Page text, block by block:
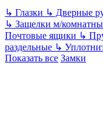
↳ Глазки ↳ Дверные
↳ Защелки м/
Почтовые ящики ↳
раздельные ↳
Показать все Замки